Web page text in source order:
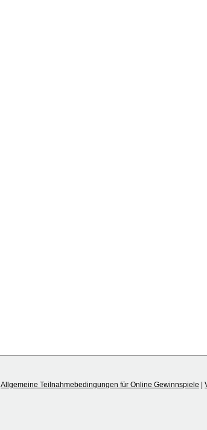
Allgemeine Teilnahmebedingungen für Online Gewinnspiele